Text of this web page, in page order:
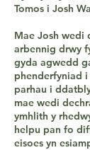
Tomos i Josh
Mae Josh wedi
arbennig drwy
gyda agwedd
phenderfyniad
parhau i
mae wedi
ymhlith y
helpu pan fo
eisoes yn